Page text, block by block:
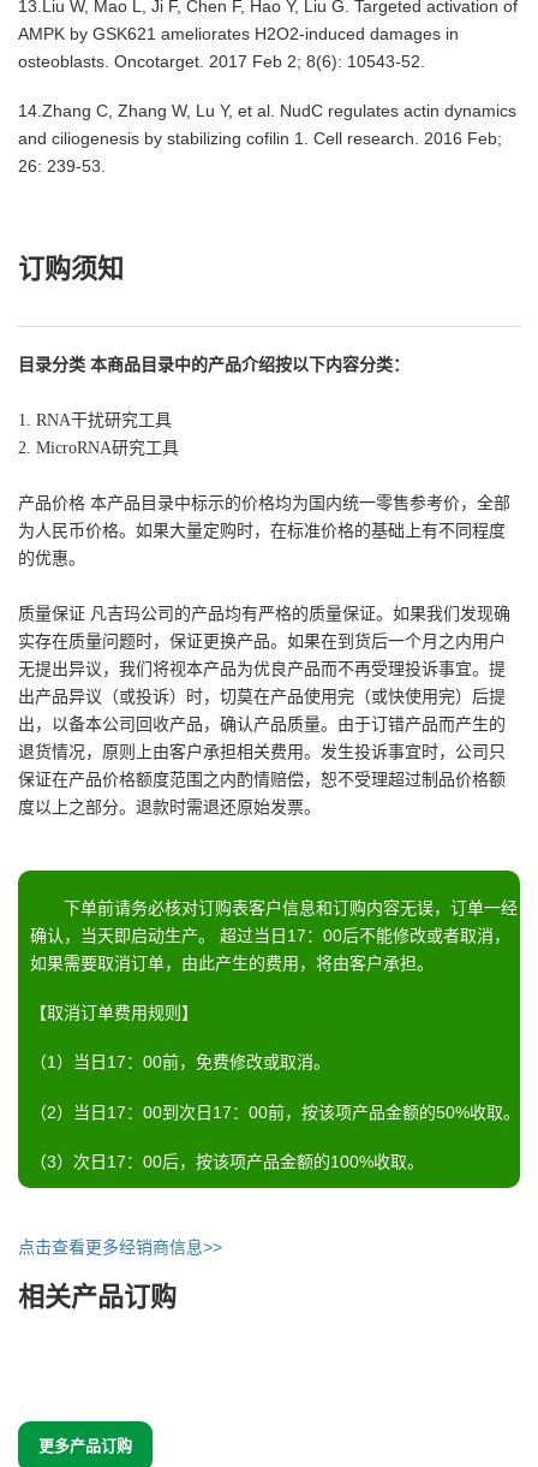
13.Liu W, Mao L, Ji F, Chen F, Hao Y, Liu G. Targeted activation of
AMPK by GSK621 ameliorates H2O2-induced damages in
osteoblasts. Oncotarget. 2017 Feb 2; 8(6): 10543-52.
14.Zhang C, Zhang W, Lu Y, et al. NudC regulates actin dynamics
and ciliogenesis by stabilizing cofilin 1. Cell research. 2016 Feb;
26: 239-53.
订购须知
目录分类 本商品目录中的产品介绍按以下内容分类：
1. RNA干扰研究工具
2. MicroRNA研究工具
产品价格 本产品目录中标示的价格均为国内统一零售参考价，全部
为人民币价格。如果大量定购时，在标准价格的基础上有不同程度
的优惠。
质量保证 凡吉玛公司的产品均有严格的质量保证。如果我们发现确
实存在质量问题时，保证更换产品。如果在到货后一个月之内用户
无提出异议，我们将视本产品为优良产品而不再受理投诉事宜。提
出产品异议（或投诉）时，切莫在产品使用完（或快使用完）后提
出，以备本公司回收产品，确认产品质量。由于订错产品而产生的
退货情况，原则上由客户承担相关费用。发生投诉事宜时，公司只
保证在产品价格额度范围之内酌情赔偿，恕不受理超过制品价格额
度以上之部分。退款时需退还原始发票。
下单前请务必核对订购表客户信息和订购内容无误，订单一经
确认，当天即启动生产。 超过当日17：00后不能修改或者取消，
如果需要取消订单，由此产生的费用，将由客户承担。
【取消订单费用规则】
（1）当日17：00前，免费修改或取消。
（2）当日17：00到次日17：00前，按该项产品金额的50%收取。
（3）次日17：00后，按该项产品金额的100%收取。
点击查看更多经销商信息>>
相关产品订购
更多产品订购